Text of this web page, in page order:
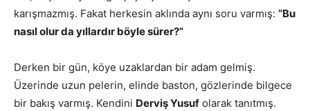
karışmazmış. Fakat herkesin aklında aynı soru varmış: “Bu
nasıl olur da yıllardır böyle sürer?”
Derken bir gün, köye uzaklardan bir adam gelmiş.
Üzerinde uzun pelerin, elinde baston, gözlerinde bilgece
bir bakış varmış. Kendini Derviş Yusuf olarak tanıtmış.